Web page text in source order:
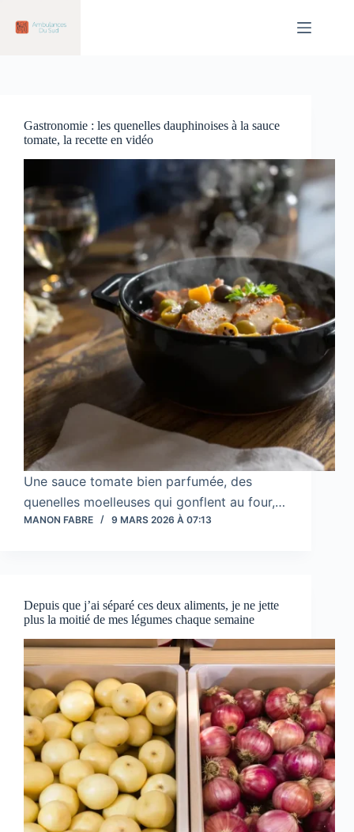
contenu
Gastronomie : les quenelles dauphinoises à la sauce
tomate, la recette en vidéo
Une sauce tomate bien parfumée, des
quenelles moelleuses qui gonflent au four,…
MANON FABRE 9 MARS 2026 À 07:13
Depuis que j’ai séparé ces deux aliments, je ne jette
plus la moitié de mes légumes chaque semaine